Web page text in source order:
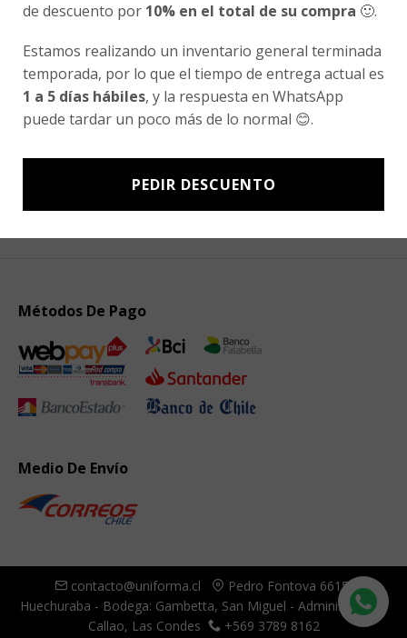
Newsletter signup
Subscríbete a nuestro Newsletter y obtén ofertas exclusivas y
novedades directamente en tu e-mail.
Métodos De Pago
Medio De Envío
contacto@uniforma.cl
Pedro Fontova 6615,
Huechuraba - Bodega: Gambetta, San Miguel - Administración:
Callao, Las Condes
+569 3789 8162
de descuento por 10% en el total de su compra 🙂.
Estamos realizando un inventario general terminada
temporada, por lo que el tiempo de entrega actual es
1 a 5 días hábiles, y la respuesta en WhatsApp
puede tardar un poco más de lo normal 😊.
PEDIR DESCUENTO